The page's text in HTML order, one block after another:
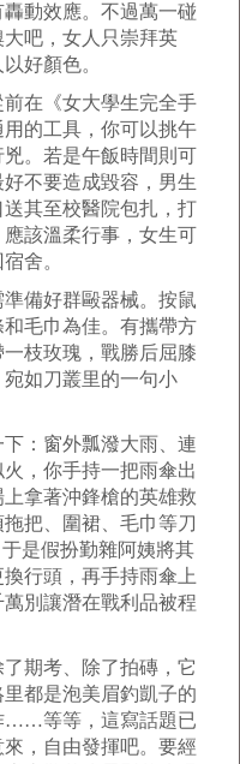
動效應。不過萬一碰
吧，女人只崇拜英
好顏色。
在《女大學生完全手
的工具，你可以挑午
。若是午飯時間則可
不要造成毀容，男生
其至校醫院包扎，打
該溫柔行事，女生可
舍。
備好群毆器械。按鼠
毛巾為佳。有攜帶方
枝玫瑰，戰勝后屈膝
如刀叢里的一句小
：窗外瓢潑大雨、連
，你手持一把雨傘出
拿著沖鋒槍的英雄救
把、圍裙、毛巾等刀
是假扮勤雜阿姨將其
行頭，再手持雨傘上
別讓潛在戰利品被程
期考、除了拍磚，它
都是泡美眉釣凱子的
……等等，這寫話題已
，自由發揮吧。要經